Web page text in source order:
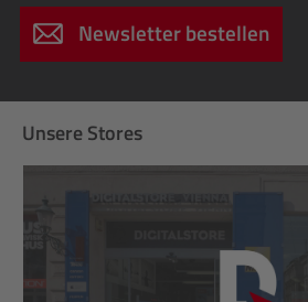
Newsletter bestellen
Unsere Stores